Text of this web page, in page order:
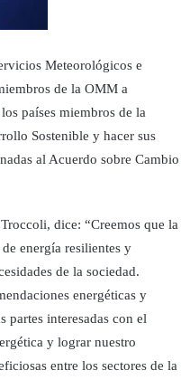
Meteorológicos e
de la OMM a
países miembros de la
Sostenible y hacer sus
al Acuerdo sobre Cambio
dice: “Creemos que la
energía resilientes y
de la sociedad.
energéticas y
partes interesadas con el
y lograr nuestro
entre los sectores de la